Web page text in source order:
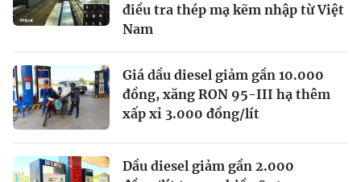
điều tra thép mạ kẽm nhập từ Việt
Nam
Giá dầu diesel giảm gần 10.000
đồng, xăng RON 95-III hạ thêm
xấp xỉ 3.000 đồng/lít
Dầu diesel giảm gần 2.000